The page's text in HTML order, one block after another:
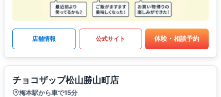
店舗情報 公式サイト 体験・相談予約
チョコザップ松山勝山町店
梅本駅から車で15分